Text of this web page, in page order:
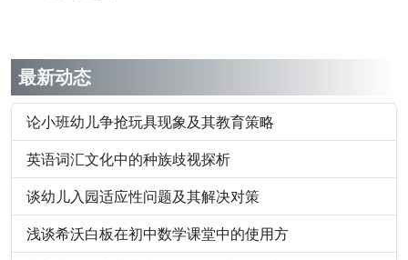
最新动态
论小班幼儿争抢玩具现象及其教育策略
英语词汇文化中的种族歧视探析
谈幼儿入园适应性问题及其解决对策
浅谈希沃白板在初中数学课堂中的使用方